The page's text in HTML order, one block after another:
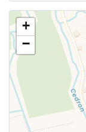
Użyj tego
zmianach w
+
−